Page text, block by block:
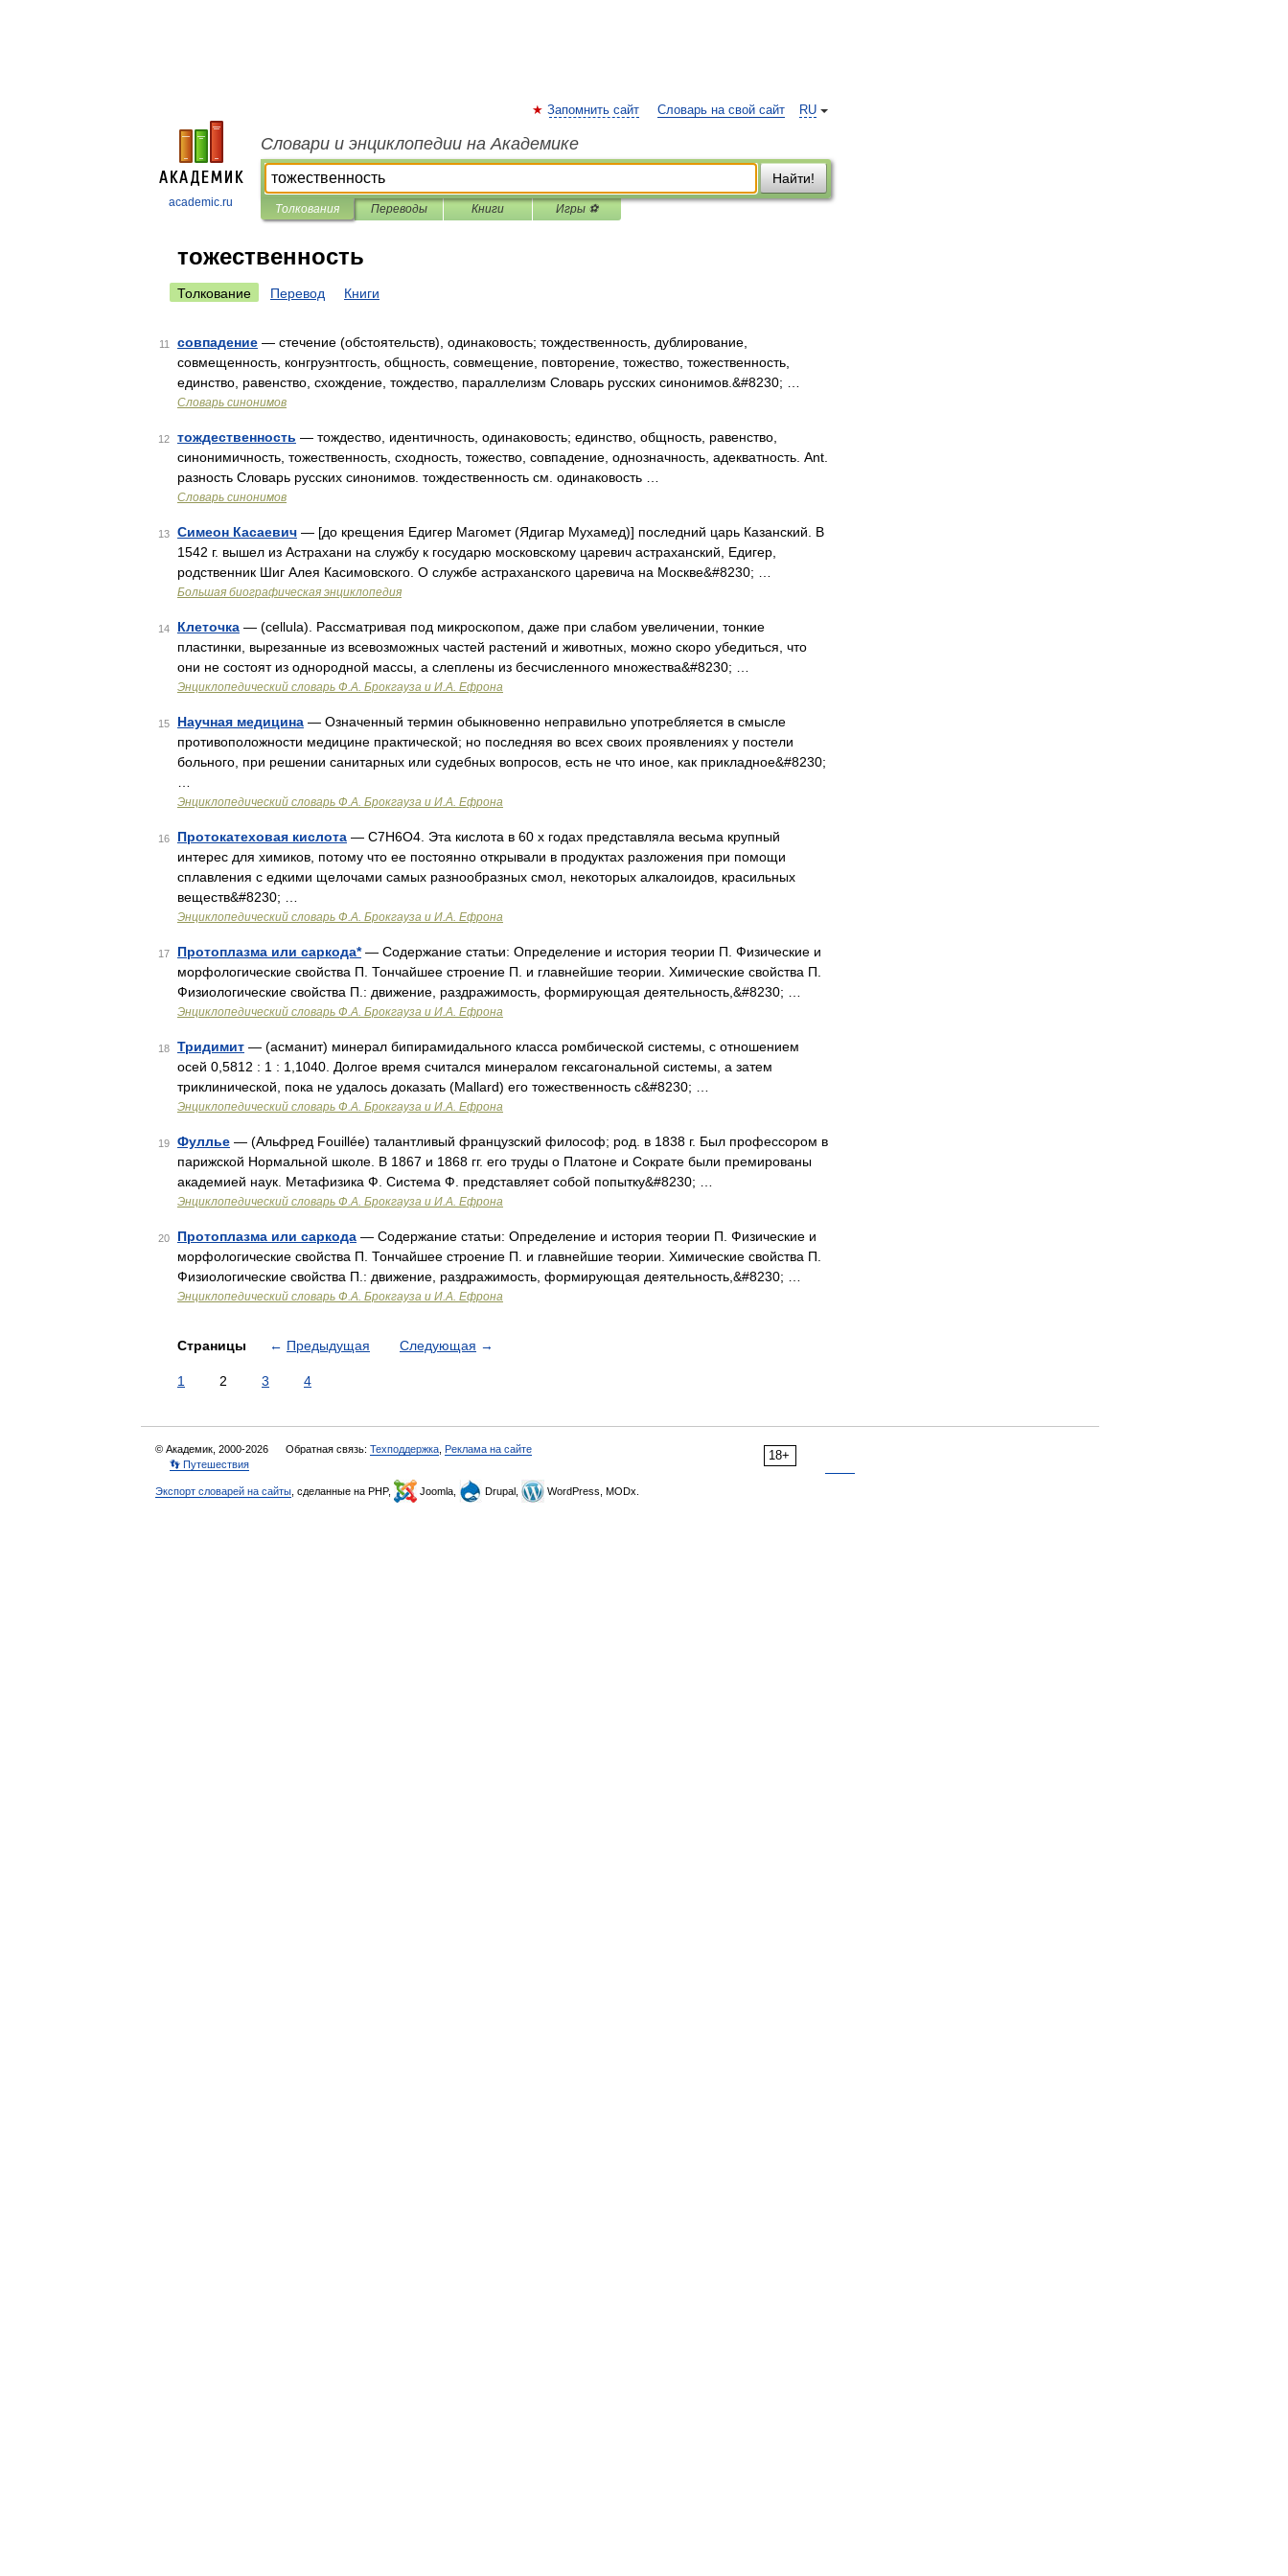
academic.ru
RU
Запомнить сайт Словарь на свой сайт
Словари и энциклопедии на Академике
Найти!
Толкования Переводы Книги Игры ⚽
тожественность
Толкование Перевод Книги
11 совпадение — стечение (обстоятельств), одинаковость; тождественность, дублирование,
совмещенность, конгруэнтгость, общность, совмещение, повторение, тожество, тожественность,
единство, равенство, схождение, тождество, параллелизм Словарь русских синонимов.&#8230; …
Словарь синонимов
12 тождественность — тождество, идентичность, одинаковость; единство, общность, равенство,
синонимичность, тожественность, сходность, тожество, совпадение, однозначность, адекватность. Ant.
разность Словарь русских синонимов. тождественность см. одинаковость …
Словарь синонимов
13 Симеон Касаевич — [до крещения Едигер Магомет (Ядигар Мухамед)] последний царь Казанский. В
1542 г. вышел из Астрахани на службу к государю московскому царевич астраханский, Едигер,
родственник Шиг Алея Касимовского. О службе астраханского царевича на Москве&#8230; …
Большая биографическая энциклопедия
14 Клеточка — (cellula). Рассматривая под микроскопом, даже при слабом увеличении, тонкие
пластинки, вырезанные из всевозможных частей растений и животных, можно скоро убедиться, что
они не состоят из однородной массы, а слеплены из бесчисленного множества&#8230; …
Энциклопедический словарь Ф.А. Брокгауза и И.А. Ефрона
15 Научная медицина — Означенный термин обыкновенно неправильно употребляется в смысле
противоположности медицине практической; но последняя во всех своих проявлениях у постели
больного, при решении санитарных или судебных вопросов, есть не что иное, как прикладное&#8230;
Энциклопедический словарь Ф.А. Брокгауза и И.А. Ефрона
16 Протокатеховая кислота — C7H6O4. Эта кислота в 60 х годах представляла весьма крупный
интерес для химиков, потому что ее постоянно открывали в продуктах разложения при помощи
сплавления с едкими щелочами самых разнообразных смол, некоторых алкалоидов, красильных
веществ&#8230; …
Энциклопедический словарь Ф.А. Брокгауза и И.А. Ефрона
17 Протоплазма или саркода*— Содержание статьи: Определение и история теории П. Физические и
морфологические свойства П. Тончайшее строение П. и главнейшие теории. Химические свойства П.
Физиологические свойства П.: движение, раздражимость, формирующая деятельность,&#8230; …
Энциклопедический словарь Ф.А. Брокгауза и И.А. Ефрона
18 Тридимит — (асманит) минерал бипирамидального класса ромбической системы, с отношением
осей 0,5812 : 1 : 1,1040. Долгое время считался минералом гексагональной системы, а затем
триклинической, пока не удалось доказать (Mallard) его тожественность с&#8230; …
Энциклопедический словарь Ф.А. Брокгауза и И.А. Ефрона
19 Фуллье — (Альфред Fouillée) талантливый французский философ; род. в 1838 г. Был профессором в
парижской Нормальной школе. В 1867 и 1868 гг. его труды о Платоне и Сократе были премированы
академией наук. Метафизика Ф. Система Ф. представляет собой попытку&#8230; …
Энциклопедический словарь Ф.А. Брокгауза и И.А. Ефрона
20 Протоплазма или саркода — Содержание статьи: Определение и история теории П. Физические и
морфологические свойства П. Тончайшее строение П. и главнейшие теории. Химические свойства П.
Физиологические свойства П.: движение, раздражимость, формирующая деятельность,&#8230; …
Энциклопедический словарь Ф.А. Брокгауза и И.А. Ефрона
Страницы ← Предыдущая Следующая →
1 2 3 4
18+
© Академик, 2000-2026 Обратная связь: Техподдержка Реклама на сайте
👣 Путешествия
Экспорт словарей на сайты , сделанные на PHP, Joomla, Drupal, WordPress, MODx.